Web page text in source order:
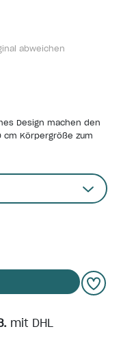
abweichen
Design machen den
cm Körpergröße zum
mit DHL